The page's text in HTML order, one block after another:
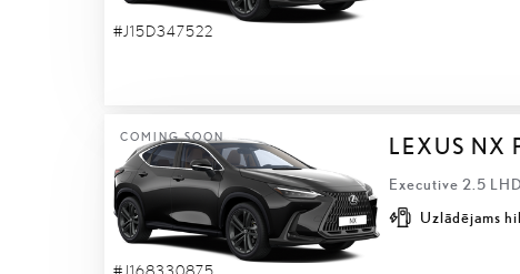
#J15D347522
COMING SOON LEXUS NX
Executive 2.5
Uzlādējams